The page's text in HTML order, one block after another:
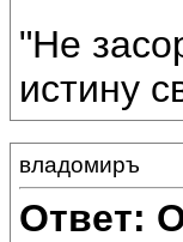
"Не
истину
владомиръ
Ответ: